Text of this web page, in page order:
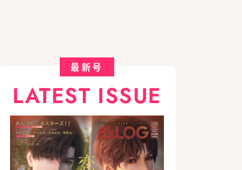
最新号
LATEST ISSUE